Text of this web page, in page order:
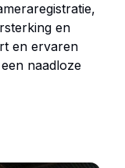
en
en ervaren
naadloze